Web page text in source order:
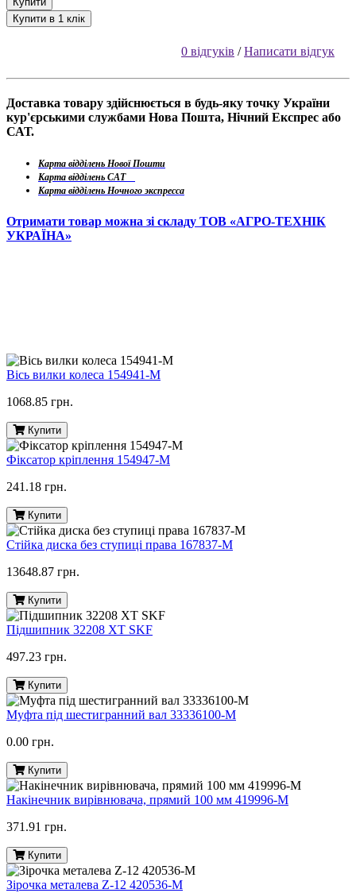
Купити в 1 клік
0 відгуків /Написати відгук
Доставка товару здійснюється в будь-яку точку України
кур'єрськими службами Нова Пошта, Нічний Експрес або
САТ.
Карта відділень Нової Пошти
Карта відділень САТ
Карта відділень Ночного экспресса
Отримати товар можна зі складу ТОВ «АГРО-ТЕХНІК
УКРАЇНА»
Вісь вилки колеса 154941-M
1068.85 грн.
Купити
Фіксатор кріплення 154947-M
241.18 грн.
Купити
Стійка диска без ступиці права 167837-M
13648.87 грн.
Купити
Підшипник 32208 ХТ SKF
497.23 грн.
Купити
Муфта під шестигранний вал 33336100-M
0.00 грн.
Купити
Накінечник вирівнювача, прямий 100 мм 419996-M
371.91 грн.
Купити
Зірочка металева Z-12 420536-M